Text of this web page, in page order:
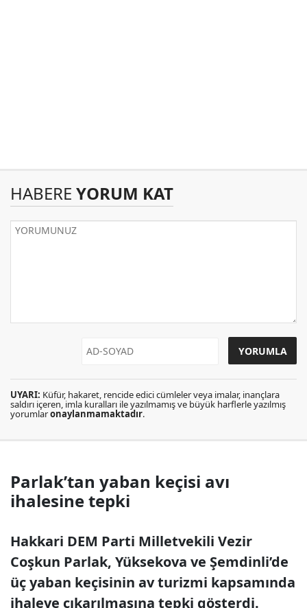
HABERE YORUM KAT
UYARI: Küfür, hakaret, rencide edici cümleler veya imalar, inançlara
saldırı içeren, imla kuralları ile yazılmamış ve büyük harflerle yazılmış
yorumlaronaylanmamaktadır.
Parlak’tan yaban keçisi avı
ihalesine tepki
Hakkari DEM Parti Milletvekili Vezir
Coşkun Parlak, Yüksekova ve Şemdinli’de
üç yaban keçisinin av turizmi kapsamında
ihaleye çıkarılmasına tepki gösterdi.